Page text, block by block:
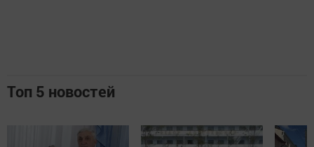
Топ 5 новостей